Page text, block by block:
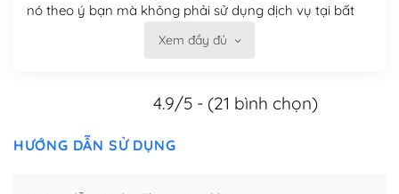
nó theo ý bạn mà không phải sử dụng dịch vụ tại bất
Xem đầy đủ
4.9/5 - (21 bình chọn)
HƯỚNG DẪN SỬ DỤNG